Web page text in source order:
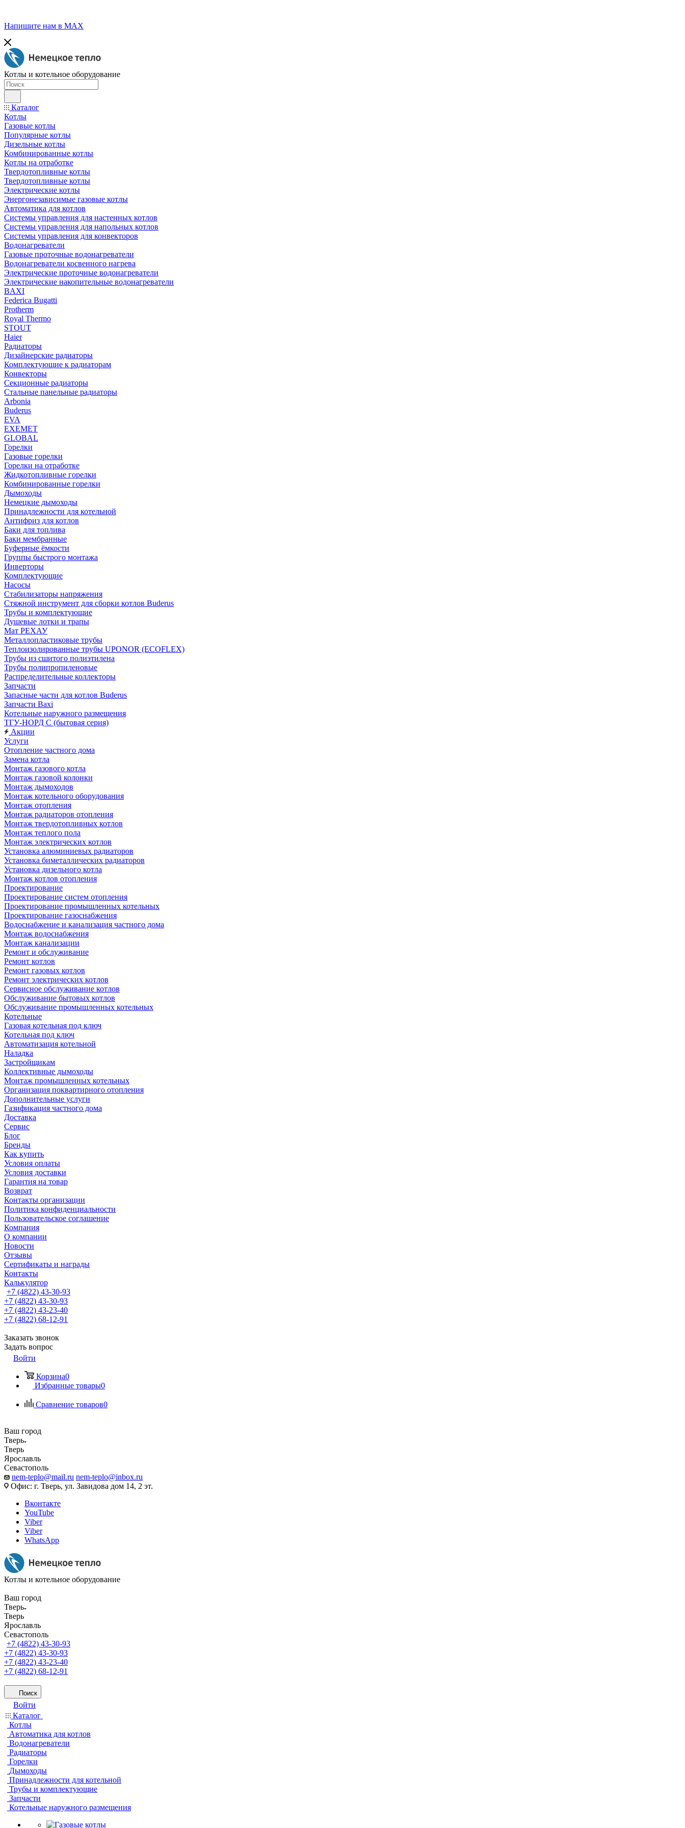
Напишите нам в МАХ
Котлы и котельное оборудование
Каталог
Котлы
Газовые котлы
Популярные котлы
Дизельные котлы
Комбинированные котлы
Котлы на отработке
Твердотопливные котлы
Твердотопливные котлы
Электрические котлы
Энергонезависимые газовые котлы
Автоматика для котлов
Системы управления для настенных котлов
Системы управления для напольных котлов
Системы управления для конвекторов
Водонагреватели
Газовые проточные водонагреватели
Водонагреватели косвенного нагрева
Электрические проточные водонагреватели
Электрические накопительные водонагреватели
BAXI
Federica Bugatti
Protherm
Royal Thermo
STOUT
Haier
Радиаторы
Дизайнерские радиаторы
Комплектующие к радиаторам
Конвекторы
Секционные радиаторы
Стальные панельные радиаторы
Arbonia
Buderus
EVA
EXEMET
GLOBAL
Горелки
Газовые горелки
Горелки на отработке
Жидкотопливные горелки
Комбинированные горелки
Дымоходы
Немецкие дымоходы
Принадлежности для котельной
Антифриз для котлов
Баки для топлива
Баки мембранные
Буферные ёмкости
Группы быстрого монтажа
Инверторы
Комплектующие
Насосы
Стабилизаторы напряжения
Стяжной инструмент для сборки котлов Buderus
Трубы и комплектующие
Душевые лотки и трапы
Мат РЕХАУ
Металлопластиковые трубы
Теплоизолированные трубы UPONOR (ECOFLEX)
Трубы из сшитого полиэтилена
Трубы полипропиленовые
Распределительные коллекторы
Запчасти
Запасные части для котлов Buderus
Запчасти Baxi
Котельные наружного размещения
ТГУ-НОРД С (бытовая серия)
Акции
Услуги
Отопление частного дома
Замена котла
Монтаж газового котла
Монтаж газовой колонки
Монтаж дымоходов
Монтаж котельного оборудования
Монтаж отопления
Монтаж радиаторов отопления
Монтаж твердотопливных котлов
Монтаж теплого пола
Монтаж электрических котлов
Установка алюминиевых радиаторов
Установка биметаллических радиаторов
Установка дизельного котла
Монтаж котлов отопления
Проектирование
Проектирование систем отопления
Проектирование промышленных котельных
Проектирование газоснабжения
Водоснабжение и канализация частного дома
Монтаж водоснабжения
Монтаж канализации
Ремонт и обслуживание
Ремонт котлов
Ремонт газовых котлов
Ремонт электрических котлов
Сервисное обслуживание котлов
Обслуживание бытовых котлов
Обслуживание промышленных котельных
Котельные
Газовая котельная под ключ
Котельная под ключ
Автоматизация котельной
Наладка
Застройщикам
Коллективные дымоходы
Монтаж промышленных котельных
Организация поквартирного отопления
Дополнительные услуги
Газификация частного дома
Доставка
Сервис
Блог
Бренды
Как купить
Условия оплаты
Условия доставки
Гарантия на товар
Возврат
Контакты организации
Политика конфиденциальности
Пользовательское соглашение
Компания
О компании
Новости
Отзывы
Сертификаты и награды
Контакты
Калькулятор
+7 (4822) 43-30-93
+7 (4822) 43-30-93
+7 (4822) 43-23-40
+7 (4822) 68-12-91
Заказать звонок
Задать вопрос
Войти
Корзина0
Избранные товары0
Сравнение товаров0
Ваш город
Тверь
Тверь
Ярославль
Севастополь
nem-teplo@mail.ru nem-teplo@inbox.ru
Офис: г. Тверь, ул. Завидова дом 14, 2 эт.
Вконтакте
YouTube
Viber
Viber
WhatsApp
Котлы и котельное оборудование
Ваш город
Тверь
Тверь
Ярославль
Севастополь
+7 (4822) 43-30-93
+7 (4822) 43-30-93
+7 (4822) 43-23-40
+7 (4822) 68-12-91
Поиск
Войти
Каталог
Котлы
Автоматика для котлов
Водонагреватели
Радиаторы
Горелки
Дымоходы
Принадлежности для котельной
Трубы и комплектующие
Запчасти
Котельные наружного размещения